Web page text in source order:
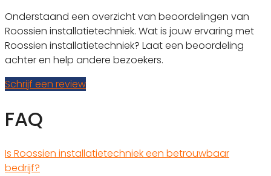
Onderstaand een overzicht van beoordelingen van
Roossien installatietechniek. Wat is jouw ervaring met
Roossien installatietechniek? Laat een beoordeling
achter en help andere bezoekers.
Schrijf een review
FAQ
Is Roossien installatietechniek een betrouwbaar
bedrijf?